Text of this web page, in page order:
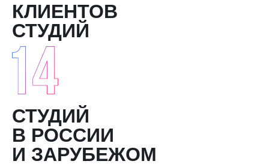
СТУДИЙ
В РОССИИ
И ЗАРУБЕЖОМ
КЛИЕНТОВ
СТУДИЙ